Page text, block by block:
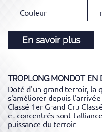
Couleur
En savoir plus
TROPLONG MONDOTEN
Doté d'un grand terroir, la
s'améliorer depuis
Classé 1er Grand Cru
et concentrés sont
puissance du terroir.